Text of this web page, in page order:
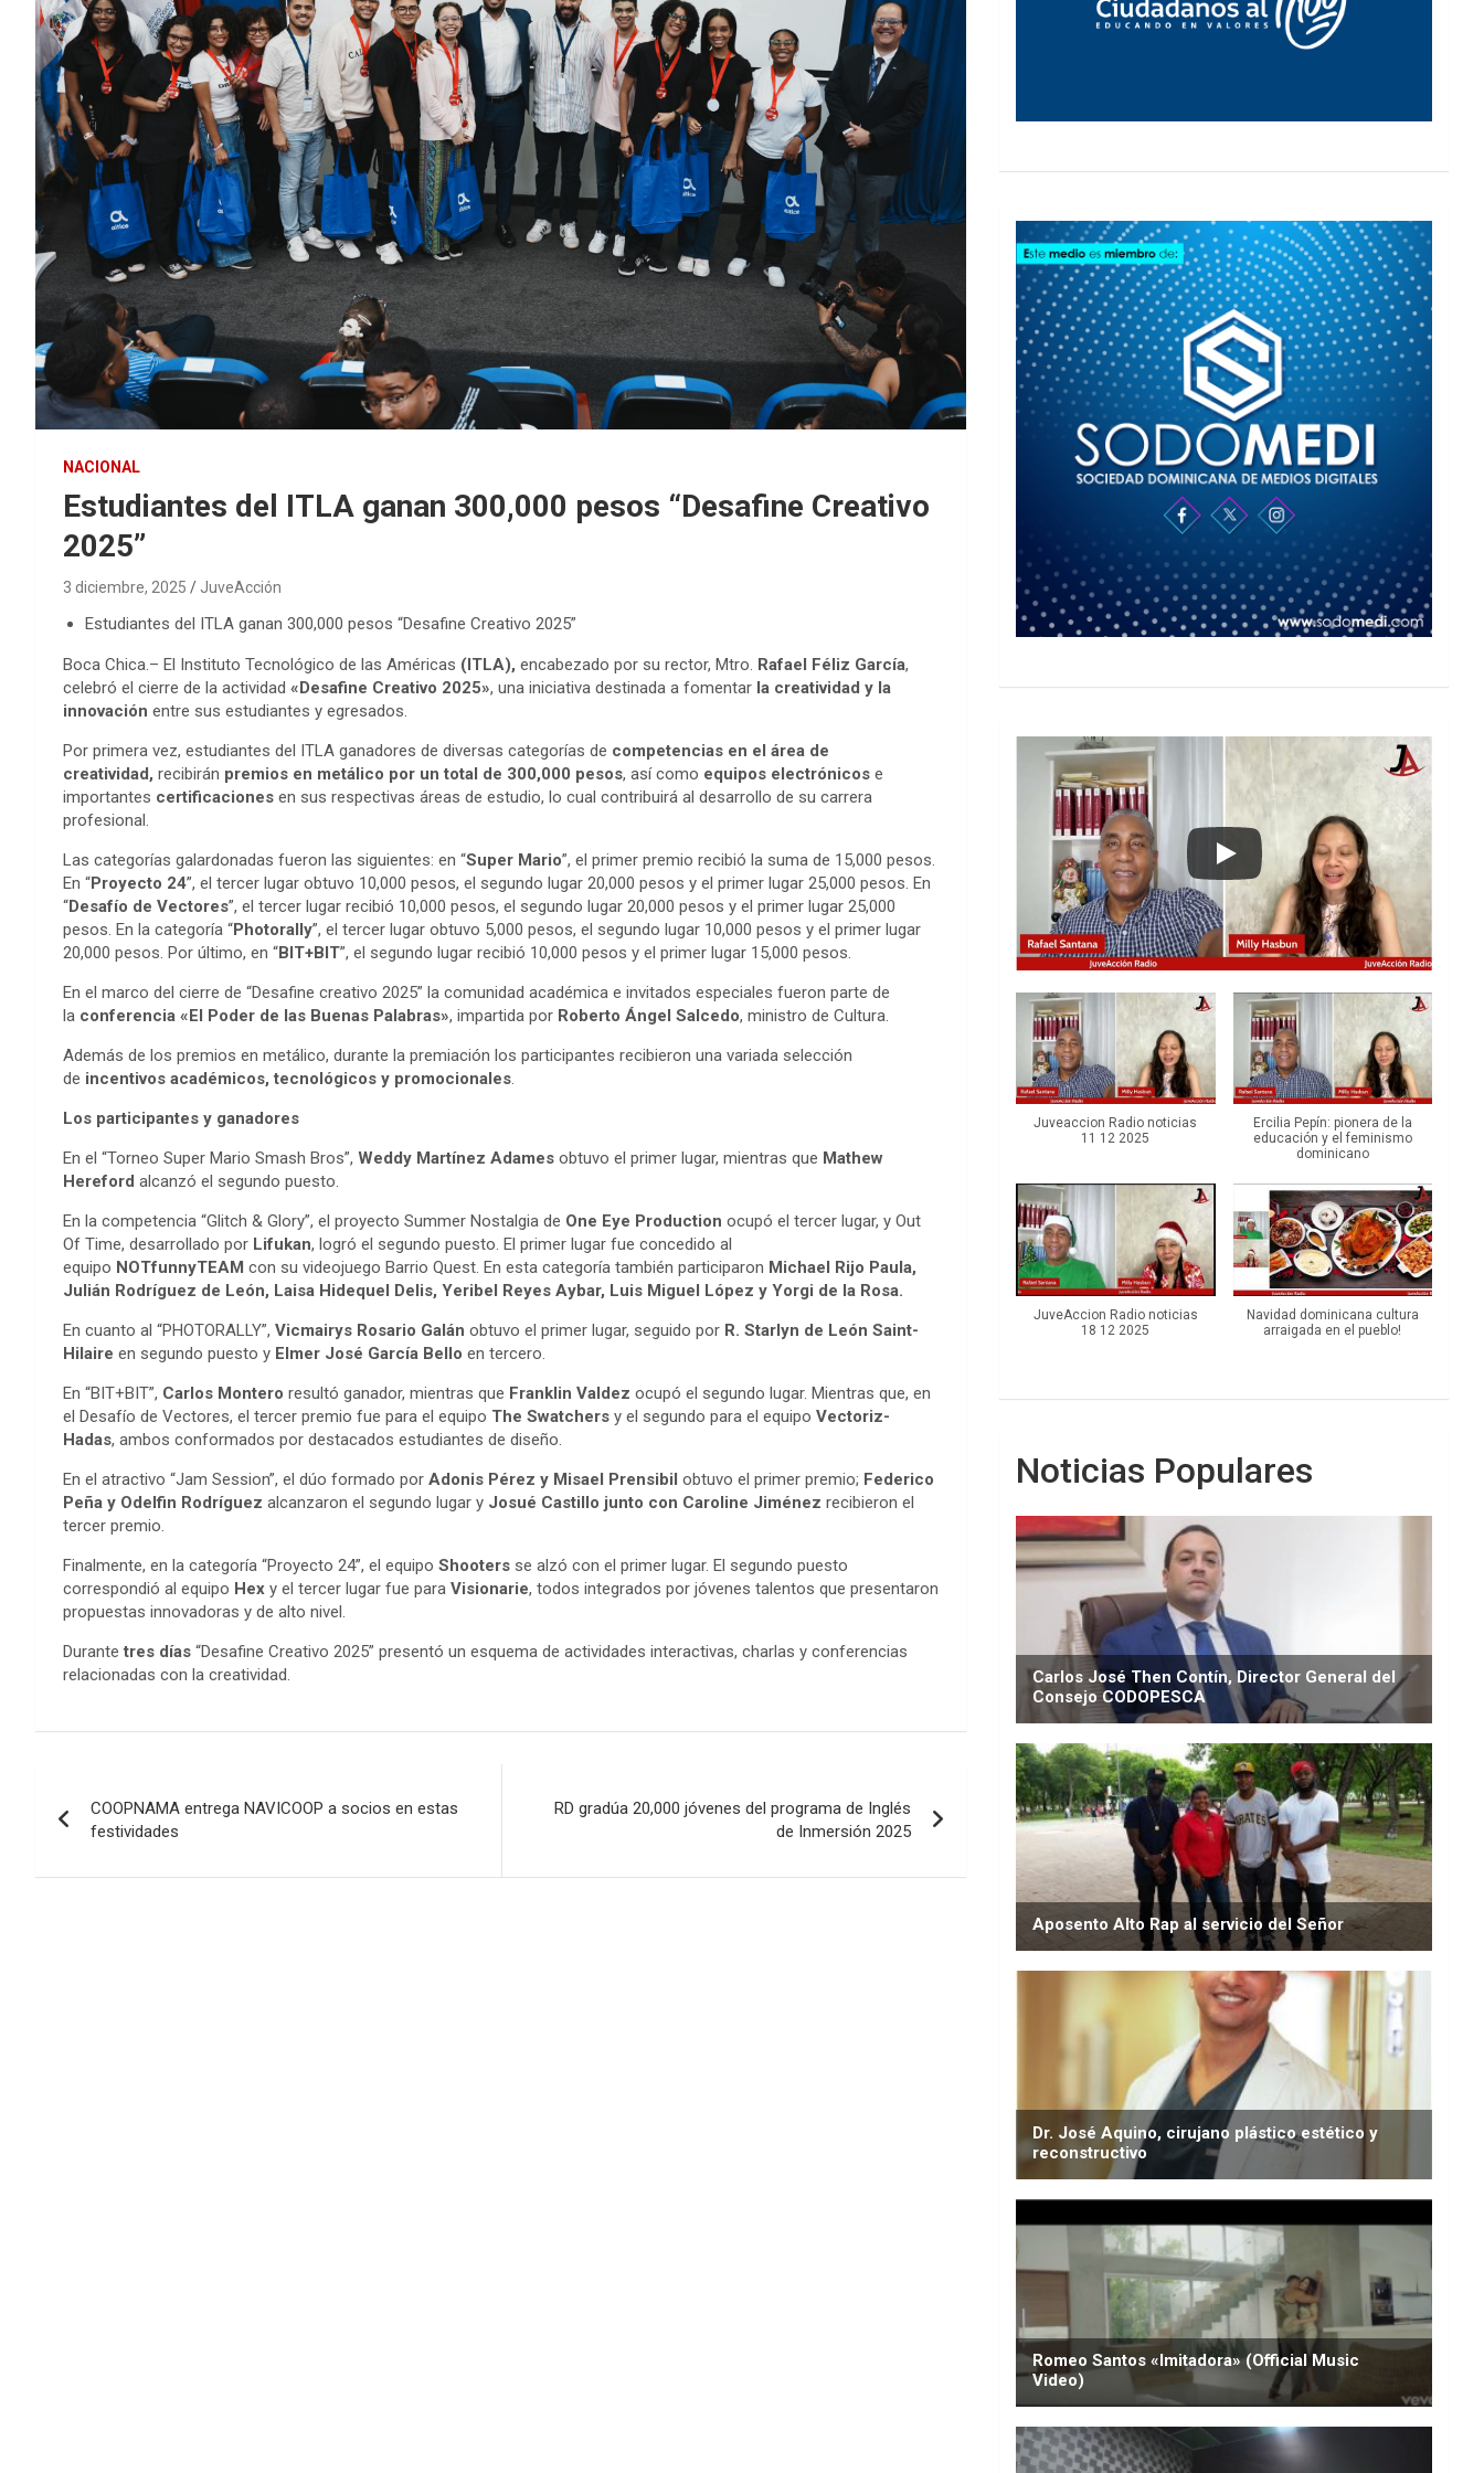
NACIONAL
Estudiantes del ITLA ganan 300,000 pesos “Desafine Creativo
2025”
3 diciembre, 2025 JuveAcción
Estudiantes del ITLA ganan 300,000 pesos “Desafine Creativo 2025”
Boca Chica.– El Instituto Tecnológico de las Américas (ITLA), encabezado por su rector, Mtro. Rafael Féliz García,
celebró el cierre de la actividad «Desafine Creativo 2025», una iniciativa destinada a fomentar la creatividad y la
innovación entre sus estudiantes y egresados.
Por primera vez, estudiantes del ITLA ganadores de diversas categorías de competencias en el área de
creatividad, recibirán premios en metálico por un total de 300,000 pesos, así como equipos electrónicos e
importantes certificaciones en sus respectivas áreas de estudio, lo cual contribuirá al desarrollo de su carrera
profesional.
Las categorías galardonadas fueron las siguientes: en “Super Mario”, el primer premio recibió la suma de 15,000 pesos.
En “Proyecto 24”, el tercer lugar obtuvo 10,000 pesos, el segundo lugar 20,000 pesos y el primer lugar 25,000 pesos. En
“Desafío de Vectores”, el tercer lugar recibió 10,000 pesos, el segundo lugar 20,000 pesos y el primer lugar 25,000
pesos. En la categoría “Photorally”, el tercer lugar obtuvo 5,000 pesos, el segundo lugar 10,000 pesos y el primer lugar
20,000 pesos. Por último, en “BIT+BIT”, el segundo lugar recibió 10,000 pesos y el primer lugar 15,000 pesos.
En el marco del cierre de “Desafine creativo 2025” la comunidad académica e invitados especiales fueron parte de
la conferencia «El Poder de las Buenas Palabras», impartida por Roberto Ángel Salcedo, ministro de Cultura.
Además de los premios en metálico, durante la premiación los participantes recibieron una variada selección
de incentivos académicos, tecnológicos y promocionales.
Los participantes y ganadores
En el “Torneo Super Mario Smash Bros”, Weddy Martínez Adames obtuvo el primer lugar, mientras que Mathew
Hereford alcanzó el segundo puesto.
En la competencia “Glitch & Glory”, el proyecto Summer Nostalgia de One Eye Production ocupó el tercer lugar, y Out
Of Time, desarrollado por Lifukan, logró el segundo puesto. El primer lugar fue concedido al
equipo NOTfunnyTEAM con su videojuego Barrio Quest. En esta categoría también participaron Michael Rijo Paula,
Julián Rodríguez de León, Laisa Hidequel Delis, Yeribel Reyes Aybar, Luis Miguel López y Yorgi de la Rosa.
En cuanto al “PHOTORALLY”, Vicmairys Rosario Galán obtuvo el primer lugar, seguido por R. Starlyn de León Saint-
Hilaire en segundo puesto y Elmer José García Bello en tercero.
En “BIT+BIT”, Carlos Montero resultó ganador, mientras que Franklin Valdez ocupó el segundo lugar. Mientras que, en
el Desafío de Vectores, el tercer premio fue para el equipo The Swatchers y el segundo para el equipo Vectoriz-
Hadas, ambos conformados por destacados estudiantes de diseño.
En el atractivo “Jam Session”, el dúo formado por Adonis Pérez y Misael Prensibil obtuvo el primer premio; Federico
Peña y Odelfin Rodríguez alcanzaron el segundo lugar y Josué Castillo junto con Caroline Jiménez recibieron el
tercer premio.
Finalmente, en la categoría “Proyecto 24”, el equipo Shooters se alzó con el primer lugar. El segundo puesto
correspondió al equipo Hex y el tercer lugar fue para Visionarie, todos integrados por jóvenes talentos que presentaron
propuestas innovadoras y de alto nivel.
Durantetres días “Desafine Creativo 2025” presentó un esquema de actividades interactivas, charlas y conferencias
relacionadas con la creatividad.
de
entradas
COOPNAMA entrega NAVICOOP a socios en estas
festividades
RD gradúa 20,000 jóvenes del programa de Inglés
de Inmersión 2025
Juveaccion Radio noticias
11 12 2025
Ercilia Pepín: pionera de la
educación y el feminismo
dominicano
JuveAccion Radio noticias
18 12 2025
Navidad dominicana cultura
arraigada en el pueblo!
Noticias Populares